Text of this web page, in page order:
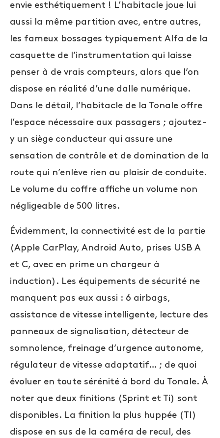
envie esthétiquement ! L’habitacle joue lui
aussi la même partition avec, entre autres,
les fameux bossages typiquement Alfa de la
casquette de l’instrumentation qui laisse
penser à de vrais compteurs, alors que l’on
dispose en réalité d’une dalle numérique.
Dans le détail, l’habitacle de la Tonale offre
l’espace nécessaire aux passagers ; ajoutez-
y un siège conducteur qui assure une
sensation de contrôle et de domination de la
route qui n’enlève rien au plaisir de conduite.
Le volume du coffre affiche un volume non
négligeable de 500 litres.
Évidemment, la connectivité est de la partie
(Apple CarPlay, Android Auto, prises USB A
et C, avec en prime un chargeur à
induction). Les équipements de sécurité ne
manquent pas eux aussi : 6 airbags,
assistance de vitesse intelligente, lecture des
panneaux de signalisation, détecteur de
somnolence, freinage d’urgence autonome,
régulateur de vitesse adaptatif… ; de quoi
évoluer en toute sérénité à bord du Tonale. À
noter que deux finitions (Sprint et Ti) sont
disponibles. La finition la plus huppée (TI)
dispose en sus de la caméra de recul, des